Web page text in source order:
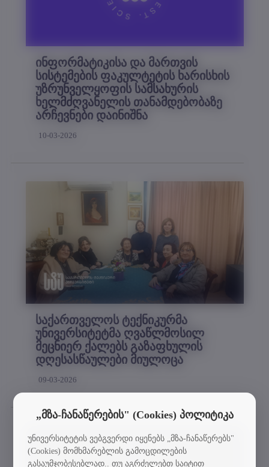
ინფორმატიკისა და მართვის
სისტემების ფაკულტეტის ხარისხის
უზრუნველყოფის სამსახურის
ხელმძღვანელის თანამდებობაზე
არჩევნები დაინიშნა
10-03-2026
საქართველოს ტექნიკურმა
უნივერსიტეტმა ღვაწლმოსილ
მეცნიერ ქალებს გაზაფხულის
დღესასწაულები მიულოცა
09-03-2026
„მზა-ჩანაწერების" (Cookies) პოლიტიკა
უნივერსიტეტის ვებგვერდი იყენებს „მზა-ჩანაწერებს"
(Cookies) მომხმარებლის გამოცდილების
გასაუმჯობესებლად.. თუ აგრძელებთ საიტით